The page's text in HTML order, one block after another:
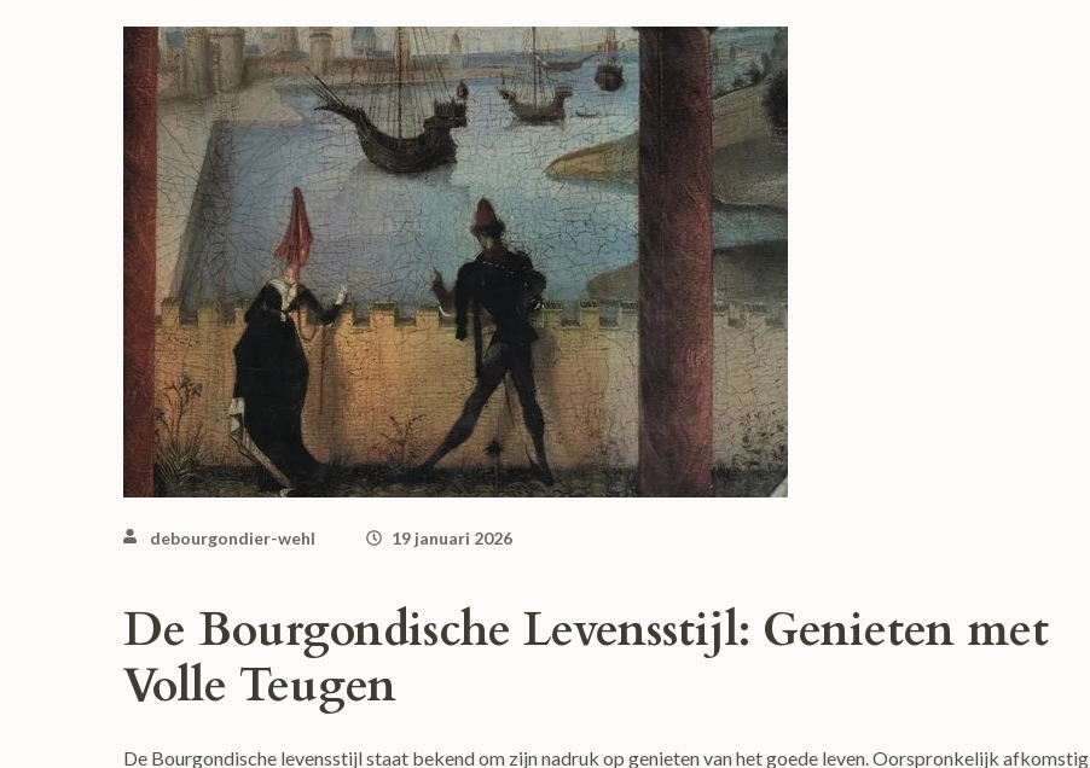
debourgondier-wehl 19 januari 2026
De Bourgondische Levensstijl: Genieten met
Volle Teugen
De Bourgondische levensstijl staat bekend om zijn nadruk op genieten van het goede leven. Oorspronkelijk afkomstig